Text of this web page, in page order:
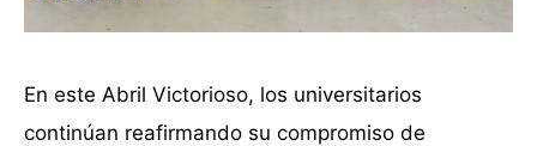
En este Abril Victorioso, los universitarios
continúan reafirmando su compromiso de